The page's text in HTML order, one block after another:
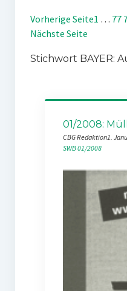
Vorherige Seite1 … 77
Nächste Seite
Stichwort BAYER:
01/2008:
CBG Redaktion1.
SWB 01/2008